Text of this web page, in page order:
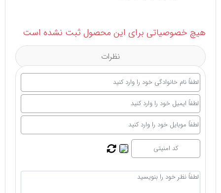
هیچ خصوصیاتی برای این محصول ثبت نشده است
نظرات